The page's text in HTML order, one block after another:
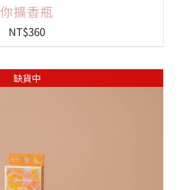
你擴香瓶
NT$360
缺貨中